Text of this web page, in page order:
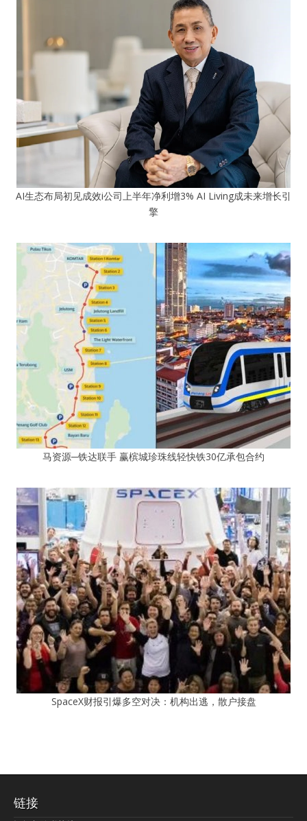
AI生态布局初见成效i公司上半年净利增3% AI Living成未来增长引
擎
马资源─铁达联手 赢槟城珍珠线轻快铁30亿承包合约
SpaceX财报引爆多空对决：机构出逃，散户接盘
链接